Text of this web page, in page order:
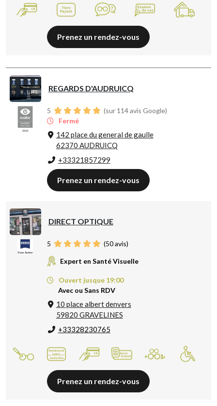
Prenez un rendez-vous
REGARDS D'AUDRUICQ
5
(sur 114 avis Google)
Fermé
142 place du general de gaulle
62370 AUDRUICQ
+33321857299
Prenez un rendez-vous
DIRECT OPTIQUE
5 (50avis)
Expert en Santé Visuelle
Ouvert jusque 19:00
Avec ou Sans RDV
10 place albert denvers
59820 GRAVELINES
+33328230765
Prenez un rendez-vous